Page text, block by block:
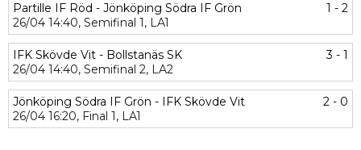
Partille IF Röd - Jönköping Södra IF Grön
1 - 2
26/04 14:40, Semifinal 1, LA1
IFK Skövde Vit - Bollstanäs SK
3 - 1
26/04 14:40, Semifinal 2, LA2
Jönköping Södra IF Grön - IFK Skövde Vit
2 - 0
26/04 16:20, Final 1, LA1